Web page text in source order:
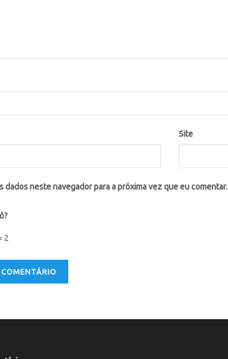
Site
dados neste navegador para a próxima vez que eu comentar.
2